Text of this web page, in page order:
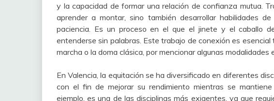
y la capacidad de formar una relación de confianza mutua.
aprender a montar, sino también desarrollar habilidades
paciencia. Es un proceso en el que el jinete y el caballo
entenderse sin palabras. Este trabajo de conexión es
marcha o la doma clásica, por mencionar algunas modalidades
En Valencia, la equitación se ha diversificado en diferentes
con el fin de mejorar su rendimiento mientras se
ejemplo, es una de las disciplinas más exigentes, ya que